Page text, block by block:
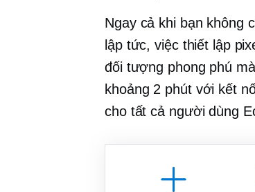
Ngay cả khi bạn không
lập tức, việc thiết lập
đối tượng phong phú
khoảng 2 phút với kết
cho tất cả người dùng